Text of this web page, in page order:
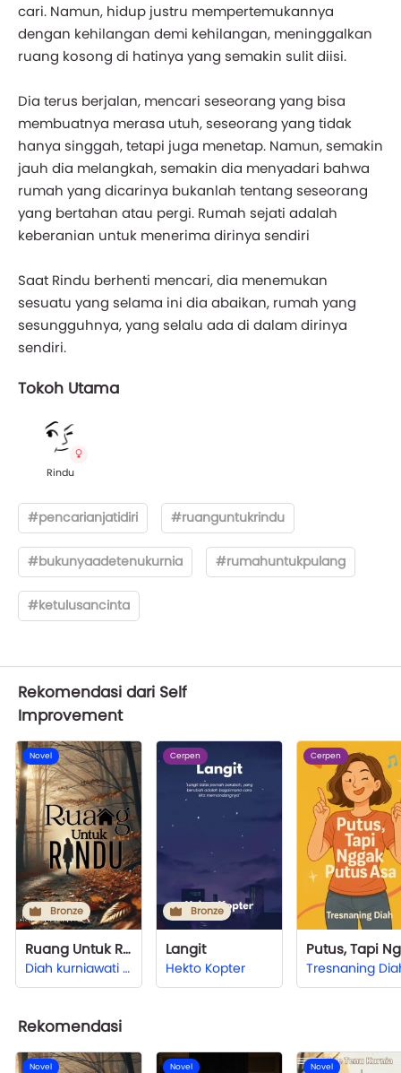
cari. Namun, hidup justru mempertemukannya
dengan kehilangan demi kehilangan, meninggalkan
ruang kosong di hatinya yang semakin sulit diisi.
Dia terus berjalan, mencari seseorang yang bisa
membuatnya merasa utuh, seseorang yang tidak
hanya singgah, tetapi juga menetap. Namun, semakin
jauh dia melangkah, semakin dia menyadari bahwa
rumah yang dicarinya bukanlah tentang seseorang
yang bertahan atau pergi. Rumah sejati adalah
keberanian untuk menerima dirinya sendiri
Saat Rindu berhenti mencari, dia menemukan
sesuatu yang selama ini dia abaikan, rumah yang
sesungguhnya, yang selalu ada di dalam dirinya
sendiri.
Tokoh Utama
Rindu
#pencarianjatidiri #ruanguntukrindu
#bukunyaadetenukurnia #rumahuntukpulang
#ketulusancinta
Rekomendasi dari Self
Improvement
Novel
Bronze
Ruang Untuk Rindu
Diah kurniawati Ade Tenu Kurnia
Cerpen
Bronze
Langit
Hekto Kopter
Cerpen
Tresnaning
Rekomendasi
Novel Novel Novel